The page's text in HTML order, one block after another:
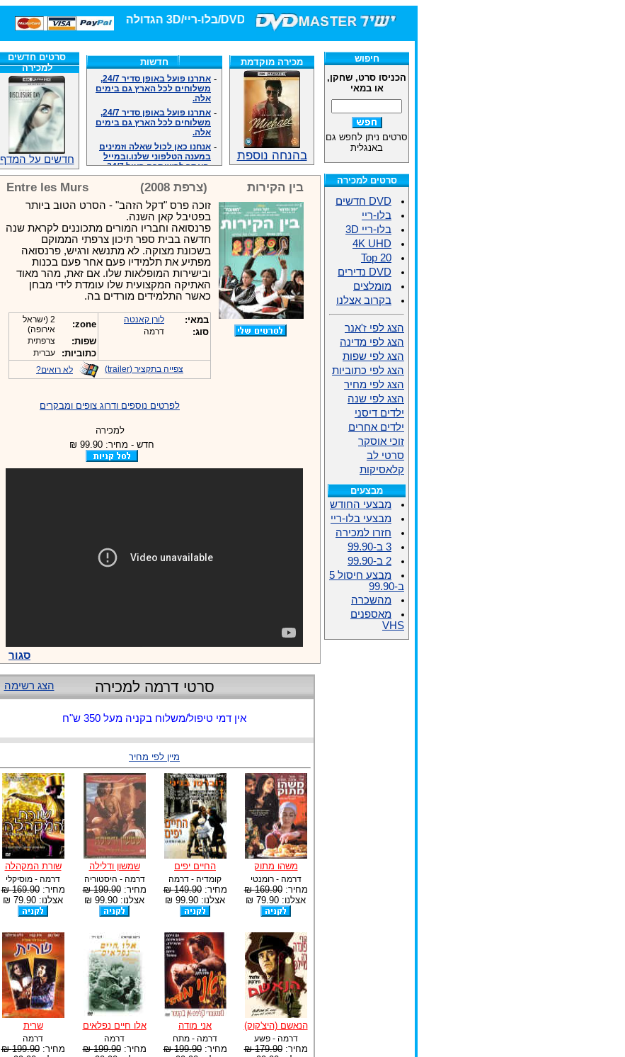
חנות הסרטים DVD/בלו-ריי/3D הגדולה ביותר!
מכירה מוקדמת
בהנחה נוספת
חדשות
-
אתרנו פועל באופן סדיר 24/7,
משלוחים לכל הארץ גם בימים
אלה.
משלוחים לכל הארץ גם בימים
אלה.
אנחנו כאן לכול שאלה וזמינים
במענה הטלפוני שלנו.ובמייל
.האתר לרשותכם פעיל 24/7
-
צוות דיוידי מאסטר ישיר.
זמינים במייל ובטלפון. האתר
לרשותכם פעיל 24/7
צוות דיוידי מאסטר ישיר.
אנחנו כאן לכול שאלה וזמינים
במענה הטלפוני שלנו.ובמייל
.האתר לרשותכם 24/7
מענה טלפוני: 09-7652392
צוות דיוידי מאסטר ישיר.
סרטים חדשים
למכירה
חדשים על המדף
בין הקירות (צרפת 2008) Entre les Murs
זוכה פרס "דקל הזהב" - הסרט הטוב ביותר
בפטיבל קאן השנה.
פרנסואה וחבריו המורים מתכוננים לקראת שנה
חדשה בבית ספר תיכון צרפתי הממוקם
בשכונת מצוקה. לא מתנשא ורגיש, פרנסואה
מפתיע את תלמידיו פעם אחר פעם בכנות
ובישירות המופלאות שלו. אם זאת, מהר מאוד
האתיקה המקצועית שלו עומדת לידי מבחן
כאשר התלמידים מורדים בה.
במאי: לורן קאנטה
סוג: דרמה
zone:
2 (ישראל
אירופה)
שפות: צרפתית
כתוביות:
עברית
צפייה בתקציר (trailer)
לא רואים?
לפרטים נוספים ודרוג צופים ומבקרים
למכירה
חדש - מחיר: 99.90 ₪
סגור
הצג רשימה סרטי דרמה למכירה
אין דמי טיפול/משלוח בקניה מעל 350 ש"ח
מיין לפי מחיר
משהו מתוק
דרמה - רומנטי
מחיר:169.90 ₪
אצלנו: 79.90 ₪
החיים יפים
קומדיה - דרמה
מחיר:149.90 ₪
אצלנו: 99.90 ₪
שמשון ודלילה
דרמה - היסטוריה
מחיר:199.90 ₪
אצלנו: 99.90 ₪
שורת המקהלה
דרמה - מוסיקלי
מחיר:169.90 ₪
אצלנו: 79.90 ₪
הנאשם (היצ'קוק)
דרמה - פשע
מחיר:179.90 ₪
אני מודה
דרמה - מתח
מחיר:199.90 ₪
אלו חיים נפלאים
דרמה
מחיר:199.90 ₪
שרית
דרמה
מחיר:199.90 ₪
חיפוש
הכניסו סרט, שחקן,
או במאי
סרטים ניתן לחפש גם
באנגלית
סרטים למכירה
DVD חדשים
בלו-ריי
בלו-ריי 3D
4K UHD
Top 20
DVD נדירים
מומלצים
בקרוב אצלנו
הצג לפי ז'אנר
הצג לפי מדינה
הצג לפי שפות
הצג לפי כתוביות
הצג לפי מחיר
הצג לפי שנה
ילדים דיסני
ילדים אחרים
זוכי אוסקר
סרטי לב
קלאסיקות
מבצעים
מבצעי החודש
מבצעי בלו-ריי
חזרו למכירה
3 ב-99.90
2 ב-99.90
מבצע חיסול 5
ב-99.90
מהשכרה
מאספנים
VHS